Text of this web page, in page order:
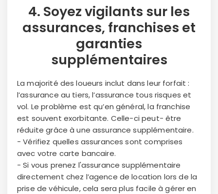
4. Soyez vigilants sur les
assurances, franchises et
garanties
supplémentaires
La majorité des loueurs inclut dans leur forfait :
l’assurance au tiers, l’assurance tous risques et
vol. Le problème est qu’en général, la franchise
est souvent exorbitante. Celle-ci peut- être
réduite grâce à une assurance supplémentaire.
- Vérifiez quelles assurances sont comprises
avec votre carte bancaire.
- Si vous prenez l'assurance supplémentaire
directement chez l’agence de location lors de la
prise de véhicule, cela sera plus facile à gérer en